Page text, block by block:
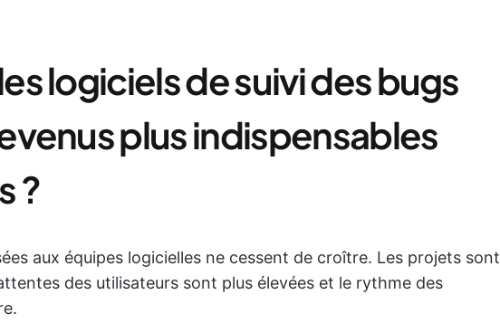
logiciels de suivi des bugs
plus indispensables
?
aux équipes logicielles ne cessent de croître. Les projets sont
des utilisateurs sont plus élevées et le rythme des